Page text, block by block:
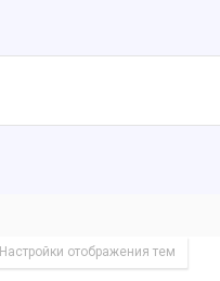
Настройки отображения тем